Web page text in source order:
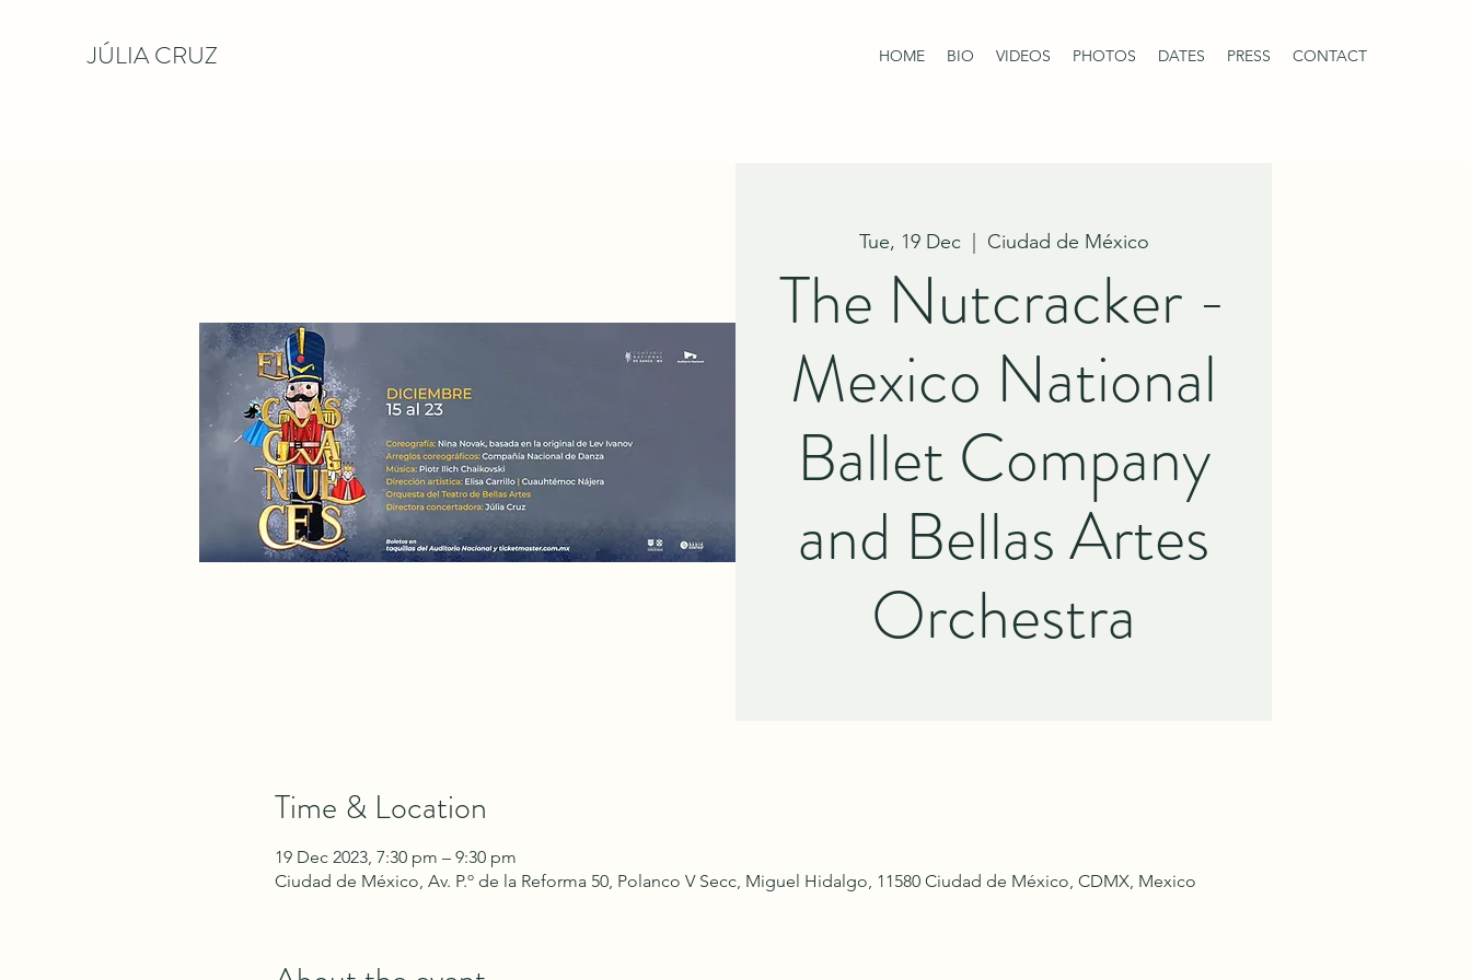
JÚLIA CRUZ HOME BIO VIDEOS PHOTOS DATES PRESS CONTACT
Tue, 19 Dec
  |
Ciudad de México
The Nutcracker -
Mexico National
Ballet Company
and Bellas Artes
Orchestra
Time & Location
19 Dec 2023, 7:30 pm – 9:30 pm
Ciudad de México, Av. P.º de la Reforma 50, Polanco V Secc, Miguel Hidalgo, 11580 Ciudad de México, CDMX, Mexico